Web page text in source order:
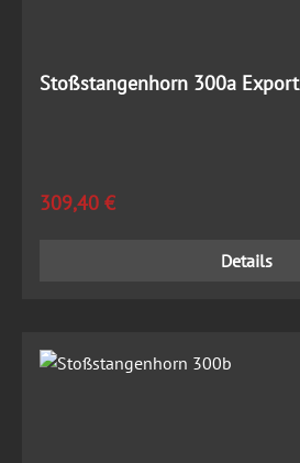
Stoßstangenhorn 300a Export
Regulärer Preis:
309,40 €
Details